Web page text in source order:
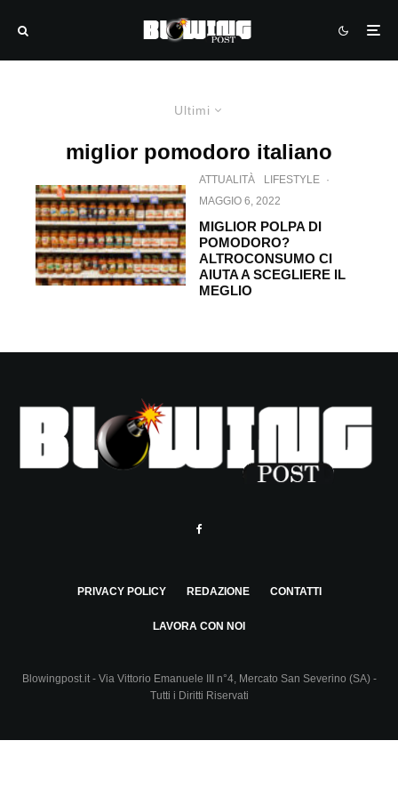
Ultimi
miglior pomodoro italiano
ATTUALITÀ LIFESTYLE ·
MAGGIO 6, 2022
MIGLIOR POLPA DI
POMODORO?
ALTROCONSUMO CI
AIUTA A SCEGLIERE IL
MEGLIO
PRIVACY POLICY REDAZIONE CONTATTI
LAVORA CON NOI
Blowingpost.it - Via Vittorio Emanuele III n°4, Mercato San Severino (SA) -
Tutti i Diritti Riservati